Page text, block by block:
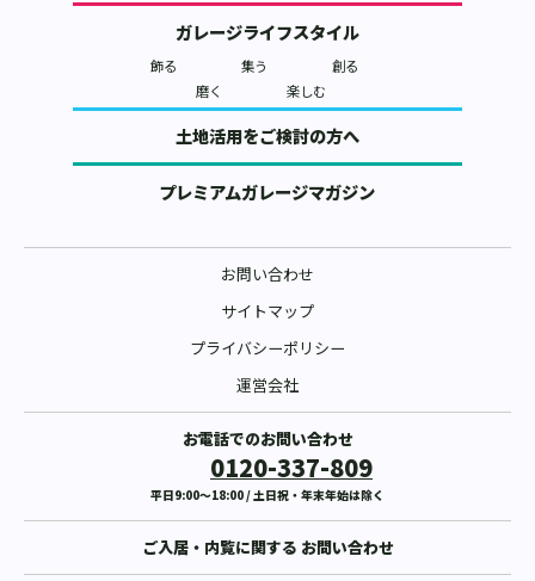
ガレージライフスタイル
飾る 集う
創る
磨く
楽しむ
土地活用をご検討の方へ
プレミアムガレージマガジン
お問い合わせ
サイトマップ
プライバシーポリシー
運営会社
お電話でのお問い合わせ
0120-337-809
平日9:00〜18:00 / 土日祝・年末年始は除く
ご入居・内覧に関する お問い合わせ